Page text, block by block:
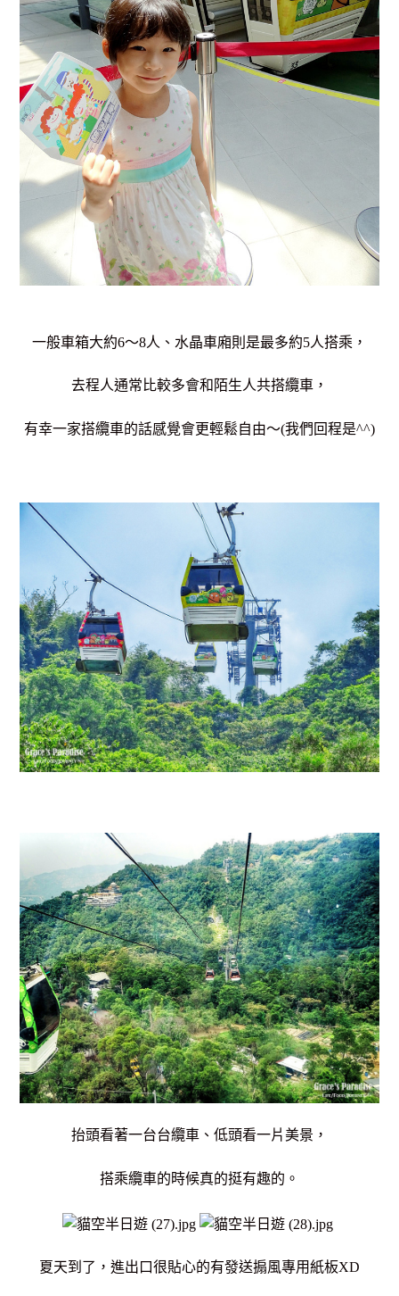
一般車箱大約6～8人、水晶車廂則是最多約5人搭乘，
去程人通常比較多會和陌生人共搭纜車，
有幸一家搭纜車的話感覺會更輕鬆自由～(我們回程是^^)
抬頭看著一台台纜車、低頭看一片美景，
搭乘纜車的時候真的挺有趣的。
夏天到了，進出口很貼心的有發送搧風專用紙板XD